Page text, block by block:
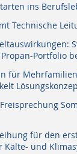
ins
Technische
Portfolio
für
für den
Kälte- und